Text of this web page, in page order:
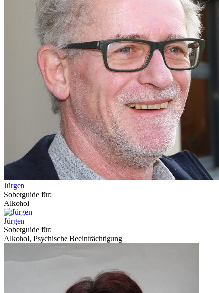
Jürgen
Soberguide für:
Alkohol
Jürgen
Soberguide für:
Alkohol, Psychische Beeinträchtigung